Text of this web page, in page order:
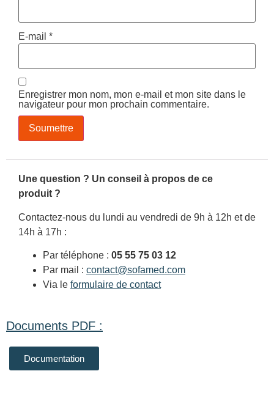
E-mail *
Enregistrer mon nom, mon e-mail et mon site dans le
navigateur pour mon prochain commentaire.
Une question ? Un conseil à propos de ce
produit ?
Contactez-nous du lundi au vendredi de 9h à 12h et de
14h à 17h :
Par téléphone : 05 55 75 03 12
Par mail : contact@sofamed.com
Via le formulaire de contact
Documents PDF :
Documentation